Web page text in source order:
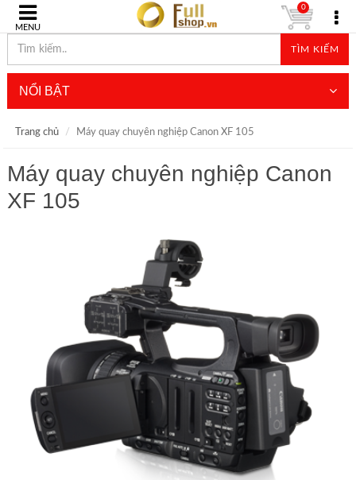
MENU
TÌM KIẾM
0
NỔI BẬT
Trang chủ Máy quay chuyên nghiệp Canon XF 105
Máy quay chuyên nghiệp Canon
XF 105